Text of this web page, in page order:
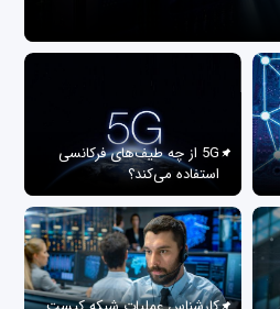
5G از چه طیف‌های فرکانسی
استفاده می‌کند؟